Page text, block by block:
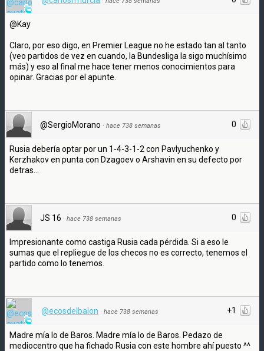
@Kay
Claro, por eso digo, en Premier League no he estado tan al tanto
(veo partidos de vez en cuando, la Bundesliga la sigo muchísimo
más) y eso al final me hace tener menos conocimientos para
opinar. Gracias por el apunte.
0
@SergioMorano · hace 738 semanas
Rusia debería optar por un 1-4-3-1-2 con Pavlyuchenko y
Kerzhakov en punta con Dzagoev o Arshavin en su defecto por
detras...
0
JS 16 · hace 738 semanas
Impresionante como castiga Rusia cada pérdida. Si a eso le
sumas que el repliegue de los checos no es correcto, tenemos el
partido como lo tenemos.
+1
@ecosdelbalon · hace 738 semanas
Madre mía lo de Baros. Madre mía lo de Baros. Pedazo de
mediocentro que ha fichado Rusia con este hombre ahí puesto ^^